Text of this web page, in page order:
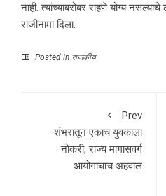
नाही. त्यांच्याबरोबर राहणे योग्य
राजीनामा दिला.
Posted in राजकीय
Prev
शंभरातून एकाच युवकाला
नोकरी, राज्य मागासवर्ग
आयोगाचाच अहवाल